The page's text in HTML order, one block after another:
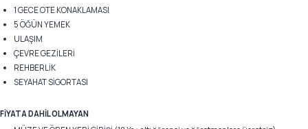
1 GECE OTE KONAKLAMASI
5 ÖĞÜN YEMEK
ULAŞIM
ÇEVRE GEZİLERİ
REHBERLİK
SEYAHAT SİGORTASI
FİYATA DAHİL OLMAYAN